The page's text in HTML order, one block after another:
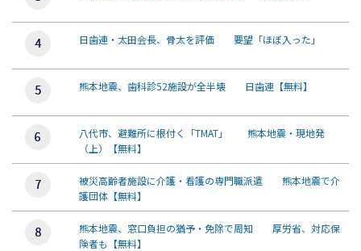
日歯連・太田会長、骨太を評価 要望「ほぼ入った」
熊本地震、歯科診52施設が全半壊 日歯連【無料】
八代市、避難所に根付く「TMAT」 熊本地震・現地発
（上）【無料】
被災高齢者施設に介護・看護の専門職派遣 熊本地震で介
護団体【無料】
熊本地震、窓口負担の猶予・免除で周知 厚労省、対応保
険者も【無料】